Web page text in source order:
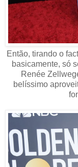
Então, tirando o
basicamente, só
Renée
belíssimo